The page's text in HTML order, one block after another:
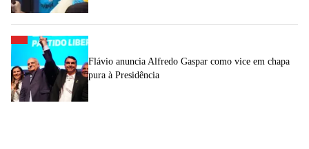
Flávio anuncia Alfredo Gaspar como vice em chapa
pura à Presidência